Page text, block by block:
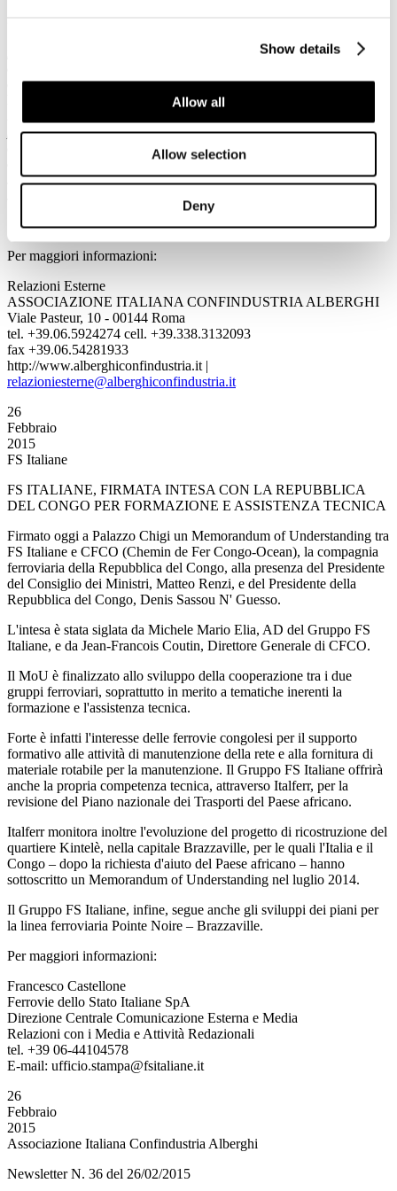
Show details
Allow all
Allow selection
Deny
favorevole del termalismo terapeutico e del benessere termale frutto
operatori– ha dichiaratoCostanzo Jannotti Pecci, Presidente
Analogamente non mi sorprende – considerato il
parte dei giovani sulle ricadute occupazionali di EXPO; sono
convinto che l’evento saprà emozionarci e motivarli a cogliere le
opportunità che si presenteranno, soprattutto se, come certamente
sarà, gli effetti positivi dell’EXPO si manifesteranno, anche
Per maggiori informazioni:
Relazioni Esterne
ASSOCIAZIONE ITALIANA CONFINDUSTRIA ALBERGHI
Viale Pasteur, 10 - 00144 Roma
tel. +39.06.5924274 cell. +39.338.3132093
fax +39.06.54281933
http://www.alberghiconfindustria.it |
relazioniesterne@alberghiconfindustria.it
26
Febbraio
2015
FS Italiane
FS ITALIANE, FIRMATA INTESA CON LA REPUBBLICA
DEL CONGO PER FORMAZIONE E ASSISTENZA TECNICA
Firmato oggi a Palazzo Chigi un Memorandum of Understanding tra
FS Italiane e CFCO (Chemin de Fer Congo-Ocean), la compagnia
ferroviaria della Repubblica del Congo, alla presenza del Presidente
del Consiglio dei Ministri, Matteo Renzi, e del Presidente della
Repubblica del Congo, Denis Sassou N' Guesso.
L'intesa è stata siglata da Michele Mario Elia, AD del Gruppo FS
Italiane, e da Jean-Francois Coutin, Direttore Generale di CFCO.
Il MoU è finalizzato allo sviluppo della cooperazione tra i due
gruppi ferroviari, soprattutto in merito a tematiche inerenti la
formazione e l'assistenza tecnica.
Forte è infatti l'interesse delle ferrovie congolesi per il supporto
formativo alle attività di manutenzione della rete e alla fornitura di
materiale rotabile per la manutenzione. Il Gruppo FS Italiane offrirà
anche la propria competenza tecnica, attraverso Italferr, per la
revisione del Piano nazionale dei Trasporti del Paese africano.
Italferr monitora inoltre l'evoluzione del progetto di ricostruzione del
quartiere Kintelè, nella capitale Brazzaville, per le quali l'Italia e il
Congo – dopo la richiesta d'aiuto del Paese africano – hanno
sottoscritto un Memorandum of Understanding nel luglio 2014.
Il Gruppo FS Italiane, infine, segue anche gli sviluppi dei piani per
la linea ferroviaria Pointe Noire – Brazzaville.
Per maggiori informazioni:
Francesco Castellone
Ferrovie dello Stato Italiane SpA
Direzione Centrale Comunicazione Esterna e Media
Relazioni con i Media e Attività Redazionali
tel. +39 06-44104578
E-mail: ufficio.stampa@fsitaliane.it
26
Febbraio
2015
Associazione Italiana Confindustria Alberghi
Newsletter N. 36 del 26/02/2015